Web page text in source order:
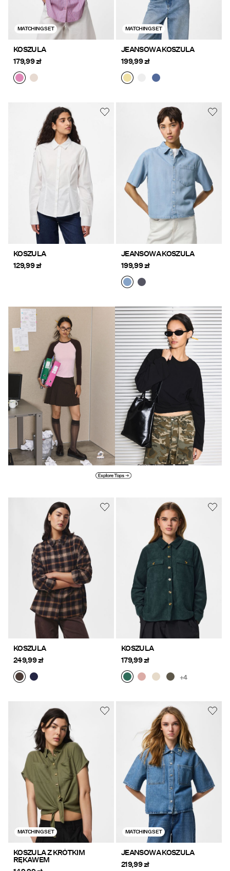
MATCHING SET
KOSZULA
179,99 zł
MATCHING SET
JEANSOWA KOSZULA
199,99 zł
KOSZULA
129,99 zł
JEANSOWA KOSZULA
199,99 zł
https://www.pieces.com/pl-
pl/odziez/topy/
https://www.pieces.com/pl-
pl/odziez/topy/
KOSZULA
249,99 zł
KOSZULA
179,99 zł
+4
MATCHING SET
KOSZULA Z KRÓTKIM
RĘKAWEM
MATCHING SET
JEANSOWA KOSZULA
219,99 zł